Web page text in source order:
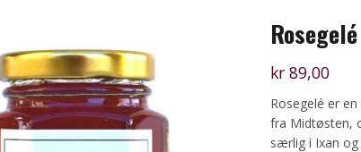
kr89,00
Rosegelé er
fra Midtøsten,
særlig i Ixan og